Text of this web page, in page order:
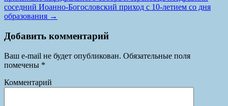
соседний Иоанно-Богословский приход с 10-летием со дня
образования →
Добавить комментарий
Ваш e-mail не будет опубликован. Обязательные поля
помечены *
Комментарий